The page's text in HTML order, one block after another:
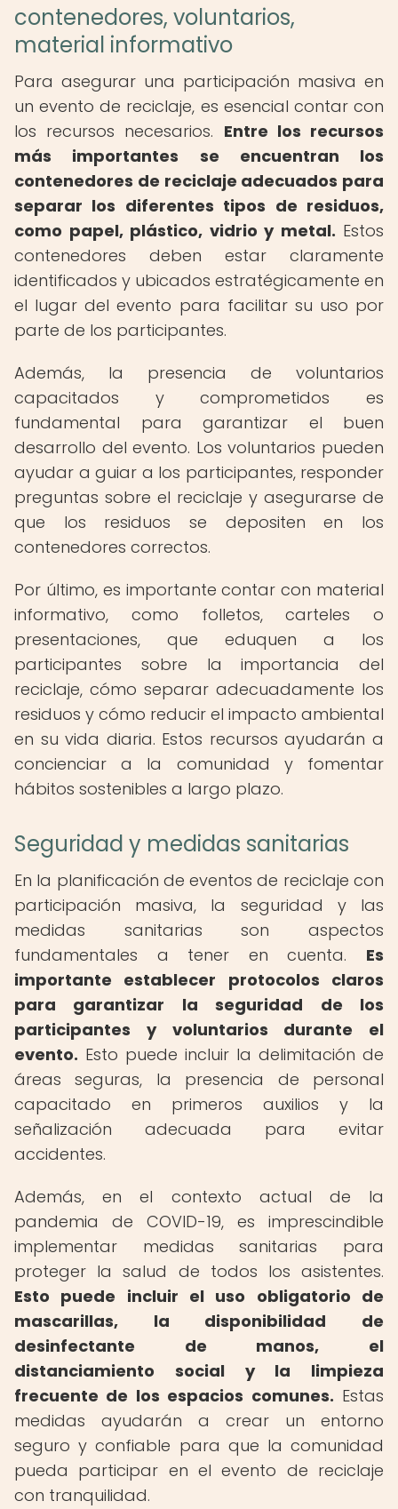
contenedores, voluntarios,
material informativo
Para asegurar una participación masiva en
un evento de reciclaje, es esencial contar con
los recursos necesarios. Entre los recursos
más importantes se encuentran los
contenedores de reciclaje adecuados para
separar los diferentes tipos de residuos,
como papel, plástico, vidrio y metal. Estos
contenedores deben estar claramente
identificados y ubicados estratégicamente en
el lugar del evento para facilitar su uso por
parte de los participantes.
Además, la presencia de voluntarios
capacitados y comprometidos es
fundamental para garantizar el buen
desarrollo del evento. Los voluntarios pueden
ayudar a guiar a los participantes, responder
preguntas sobre el reciclaje y asegurarse de
que los residuos se depositen en los
contenedores correctos.
Por último, es importante contar con material
informativo, como folletos, carteles o
presentaciones, que eduquen a los
participantes sobre la importancia del
reciclaje, cómo separar adecuadamente los
residuos y cómo reducir el impacto ambiental
en su vida diaria. Estos recursos ayudarán a
concienciar a la comunidad y fomentar
hábitos sostenibles a largo plazo.
Seguridad y medidas sanitarias
En la planificación de eventos de reciclaje con
participación masiva, la seguridad y las
medidas sanitarias son aspectos
fundamentales a tener en cuenta. Es
importante establecer protocolos claros
para garantizar la seguridad de los
participantes y voluntarios durante el
evento. Esto puede incluir la delimitación de
áreas seguras, la presencia de personal
capacitado en primeros auxilios y la
señalización adecuada para evitar
accidentes.
Además, en el contexto actual de la
pandemia de COVID-19, es imprescindible
implementar medidas sanitarias para
proteger la salud de todos los asistentes.
Esto puede incluir el uso obligatorio de
mascarillas, la disponibilidad de
desinfectante de manos, el
distanciamiento social y la limpieza
frecuente de los espacios comunes. Estas
medidas ayudarán a crear un entorno
seguro y confiable para que la comunidad
pueda participar en el evento de reciclaje
con tranquilidad.